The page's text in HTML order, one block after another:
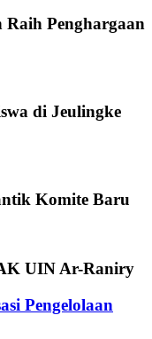
Penghargaan
di Jeulingke
Komite Baru
UIN Ar-Raniry
Pengelolaan